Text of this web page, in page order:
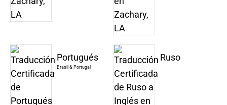
Portugués
Brasil & Portugal
Ruso